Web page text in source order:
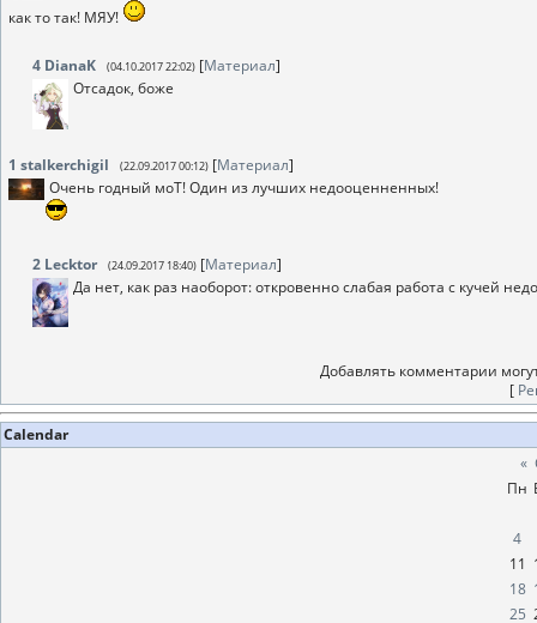
как то так! МЯУ!
4 DianaK (04.10.2017 22:02) [Материал]
Отсадок, боже
1 stalkerchigil (22.09.2017 00:12) [Материал]
Очень годный моТ! Один из лучших недооценненных!
2 Lecktor (24.09.2017 18:40) [Материал]
Да нет, как раз наоборот: откровенно слабая работа с кучей
Добавлять комментарии
[
Calendar
«
Пн
4
11
18
25